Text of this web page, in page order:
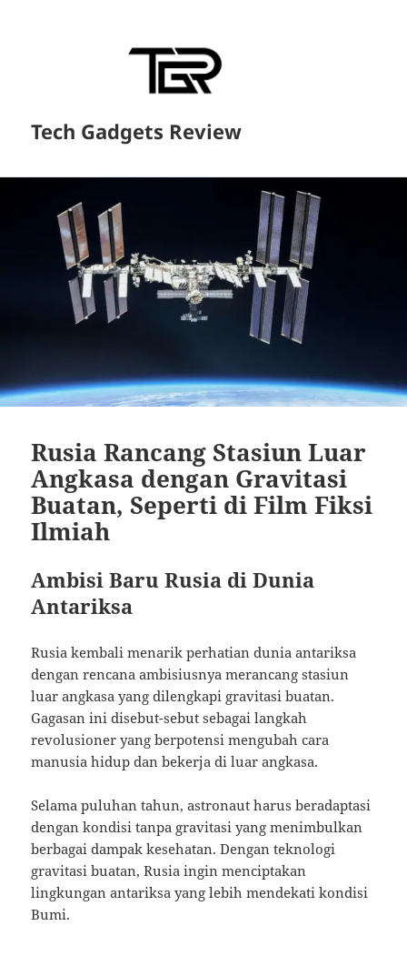
Tech Gadgets Review
Rusia Rancang Stasiun Luar
Angkasa dengan Gravitasi
Buatan, Seperti di Film Fiksi
Ilmiah
Ambisi Baru Rusia di Dunia
Antariksa
Rusia kembali menarik perhatian dunia antariksa
dengan rencana ambisiusnya merancang stasiun
luar angkasa yang dilengkapi gravitasi buatan.
Gagasan ini disebut-sebut sebagai langkah
revolusioner yang berpotensi mengubah cara
manusia hidup dan bekerja di luar angkasa.
Selama puluhan tahun, astronaut harus beradaptasi
dengan kondisi tanpa gravitasi yang menimbulkan
berbagai dampak kesehatan. Dengan teknologi
gravitasi buatan, Rusia ingin menciptakan
lingkungan antariksa yang lebih mendekati kondisi
Bumi.